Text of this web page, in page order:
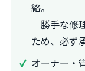
絡。
勝手な修
ため、必ず
オーナー・